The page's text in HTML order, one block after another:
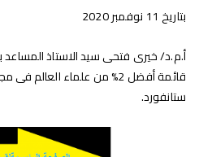
بتاريخ 11 نوفمبر 2020
أ.م.د/ خيرى فتحى سيد الاستاذ
قائمة أفضل 2% من علماء
ستانفورد.